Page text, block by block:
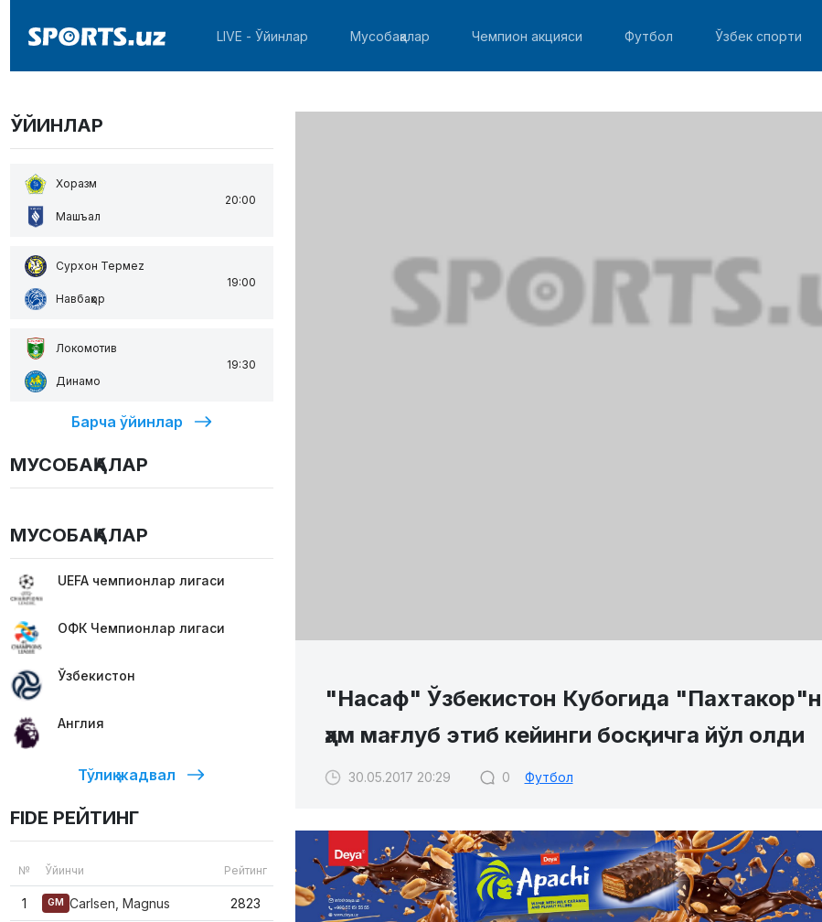
LIVE - Ўйинлар Мусобақалар Чемпион акцияси Футбол Ўзбек спорти
ЎЙИНЛАР
Хоразм
Машъал
20:00
Сурхон Термеz
Навбаҳор
19:00
Локомотив
Динамо
19:30
Барча ўйинлар
МУСОБАҚАЛАР
МУСОБАҚАЛАР
UEFA чемпионлар лигаси
ОФК Чемпионлар лигаси
Ўзбекистон
Англия
Тўлиқ жадвал
FIDE РЕЙТИНГ
№ Ўйинчи Рейтинг
1 GM Carlsen, Magnus 2823
"Насаф" Ўзбекистон Кубогида
ҳам мағлуб этиб кейинги босқичга йўл олди
30.05.2017 20:29 0 Футбол